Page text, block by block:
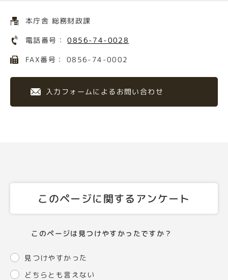
本庁舎 総務財政課
電話番号：0856-74-0028
FAX番号： 0856-74-0002
入力フォームによるお問い合わせ
このページに関するアンケート
このページは見つけやすかったですか？
見つけやすかった
どちらとも言えない